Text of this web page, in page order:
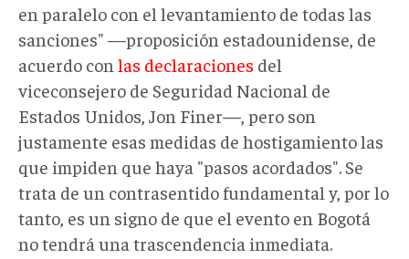
en paralelo con el levantamiento de todas las
sanciones" —proposición estadounidense, de
acuerdo con las declaraciones del
viceconsejero de Seguridad Nacional de
Estados Unidos, Jon Finer—, pero son
justamente esas medidas de hostigamiento las
que impiden que haya "pasos acordados". Se
trata de un contrasentido fundamental y, por lo
tanto, es un signo de que el evento en Bogotá
no tendrá una trascendencia inmediata.